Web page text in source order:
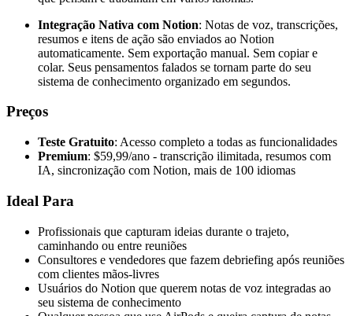
Integração Nativa com Notion: Notas de voz, transcrições,
resumos e itens de ação são enviados ao Notion
automaticamente. Sem exportação manual. Sem copiar e
colar. Seus pensamentos falados se tornam parte do seu
sistema de conhecimento organizado em segundos.
Preços
Teste Gratuito: Acesso completo a todas as funcionalidades
Premium: $59,99/ano - transcrição ilimitada, resumos com
IA, sincronização com Notion, mais de 100 idiomas
Ideal Para
Profissionais que capturam ideias durante o trajeto,
caminhando ou entre reuniões
Consultores e vendedores que fazem debriefing após reuniões
com clientes mãos-livres
Usuários do Notion que querem notas de voz integradas ao
seu sistema de conhecimento